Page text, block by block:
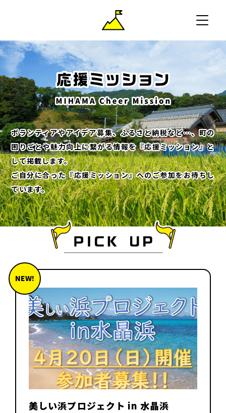
ボランティアやアイデア募集、ふるさと納税など…、町の
困りごとや魅力向上に繋がる情報を『応援ミッション』と
して掲載します。
ご自分に合った『応援ミッション』へのご参加をお待ちし
ています。
NEW!
美しい浜プロジェクト in 水晶浜